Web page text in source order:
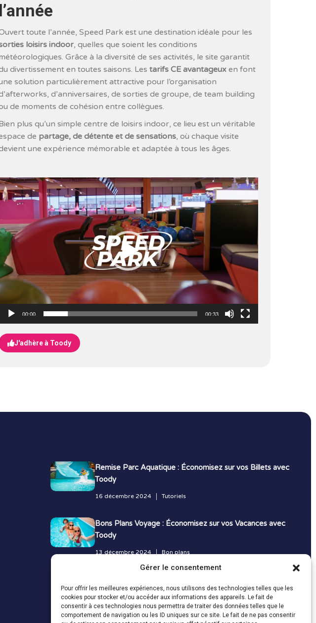
Gérer le consentement
Pour offrir les meilleures expériences, nous utilisons des technologies telles que les
cookies pour stocker et/ou accéder aux informations des appareils. Le fait de
consentir à ces technologies nous permettra de traiter des données telles que le
comportement de navigation ou les ID uniques sur ce site. Le fait de ne pas consentir
l’année
toute l’année, Speed Park est une destination idéale pour les
loisirs indoor, quelles que soient les conditions
Grâce à la diversité de ses activités, le site garantit
divertissement en toutes saisons. Les tarifs CE avantageuxen font
solution particulièrement attractive pour l’organisation
d’anniversaires, de sorties de groupe, de team building
de moments de cohésion entre collègues.
plus qu’un simple centre de loisirs indoor, ce lieu est un véritable
de partage, de détente et de sensations, où chaque visite
une expérience mémorable et adaptée à tous les âges.
00:00 00:33
J'adhère à Toody
Remise Parc Aquatique : Économisez sur vos Billets avec
Toody
16 décembre 2024 Tutoriels
Bons Plans Voyage : Économisez sur vos Vacances avec
Toody
13 décembre 2024 Bon plans